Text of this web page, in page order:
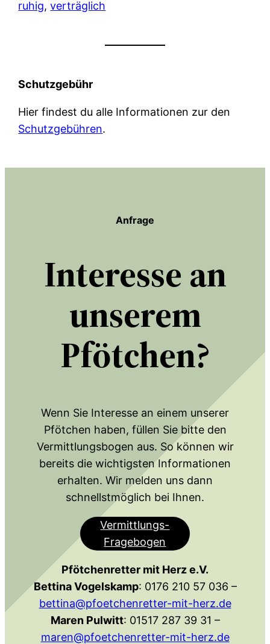
ruhig, verträglich
Schutzgebühr
Hier findest du alle Informationen zur den
Schutzgebühren.
Anfrage
Interesse an
unserem
Pfötchen?
Wenn Sie Interesse an einem unserer
Pfötchen haben, füllen Sie bitte den
Vermittlungsbogen aus. So können wir
bereits die wichtigsten Informationen
erhalten. Wir melden uns dann
schnellstmöglich bei Ihnen.
Vermittlungs-
Fragebogen
Pfötchenretter mit Herz e.V.
Bettina Vogelskamp: 0176 210 57 036 –
bettina@pfoetchenretter-mit-herz.de
Maren Pulwitt: 01517 287 39 31 –
maren@pfoetchenretter-mit-herz.de